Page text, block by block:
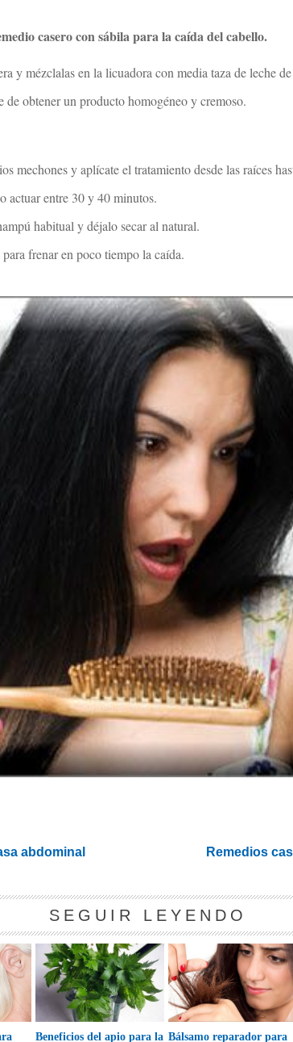
casero con sábila para la caída del cabello.
y mézclalas en la licuadora con media taza de leche
de obtener un producto homogéneo y cremoso.
mechones y aplícate el tratamiento desde las raíces
actuar entre 30 y 40 minutos.
habitual y déjalo secar al natural.
frenar en poco tiempo la caída.
abdominal
Remedios
SEGUIR LEYENDO
Beneficios del apio para la Bálsamo reparador para